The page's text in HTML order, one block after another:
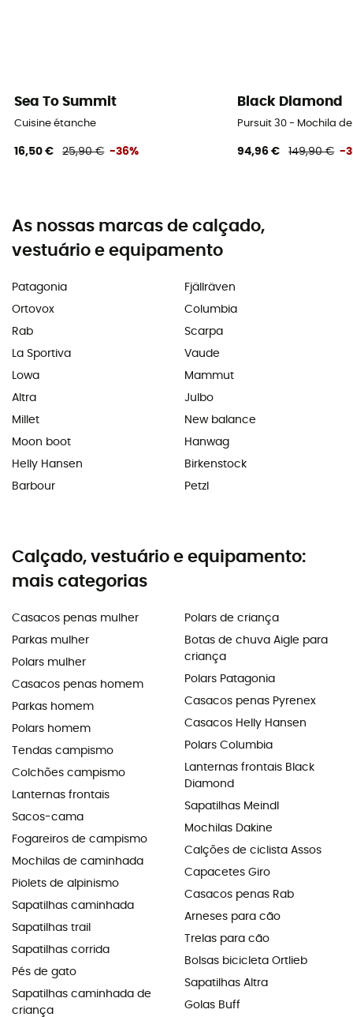
Sea To Summit
Cuisine étanche
16,50 € 25,90 € -36%
Black Diamond
Pursuit 30 - Mochila
94,96 € 149,90 € -
As nossas marcas de calçado,
vestuário e equipamento
Patagonia
Ortovox
Rab
La Sportiva
Lowa
Altra
Millet
Moon boot
Helly Hansen
Barbour
Fjällräven
Columbia
Scarpa
Vaude
Mammut
Julbo
New balance
Hanwag
Birkenstock
Petzl
Calçado, vestuário e equipamento:
mais categorias
Casacos penas mulher
Parkas mulher
Polars mulher
Casacos penas homem
Parkas homem
Polars homem
Tendas campismo
Colchões campismo
Lanternas frontais
Sacos-cama
Fogareiros de campismo
Mochilas de caminhada
Piolets de alpinismo
Sapatilhas caminhada
Sapatilhas trail
Sapatilhas corrida
Pés de gato
Sapatilhas caminhada de
criança
Polars de criança
Botas de chuva Aigle para
criança
Polars Patagonia
Casacos penas Pyrenex
Casacos Helly Hansen
Polars Columbia
Lanternas frontais Black
Diamond
Sapatilhas Meindl
Mochilas Dakine
Calções de ciclista Assos
Capacetes Giro
Casacos penas Rab
Arneses para cão
Trelas para cão
Bolsas bicicleta Ortlieb
Sapatilhas Altra
Golas Buff